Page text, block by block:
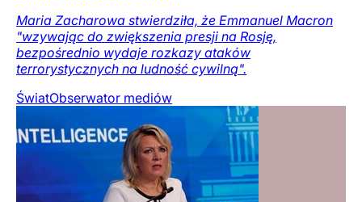
Maria Zacharowa stwierdziła, że Emmanuel Macron
"wzywając do zwiększenia presji na Rosję,
bezpośrednio wydaje rozkazy ataków
terrorystycznych na ludność cywilną".
ŚwiatObserwator mediów